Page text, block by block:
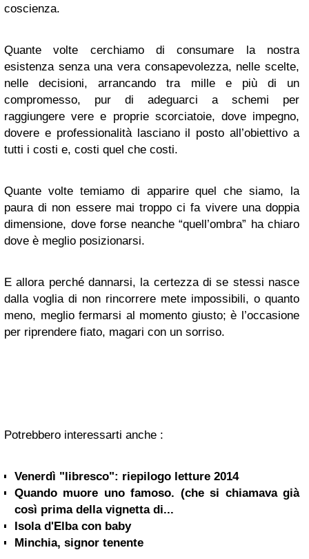
coscienza.
Quante volte cerchiamo di consumare la nostra
esistenza senza una vera consapevolezza, nelle scelte,
nelle decisioni, arrancando tra mille e più di un
compromesso, pur di adeguarci a schemi per
raggiungere vere e proprie scorciatoie, dove impegno,
dovere e professionalità lasciano il posto all’obiettivo a
tutti i costi e, costi quel che costi.
Quante volte temiamo di apparire quel che siamo, la
paura di non essere mai troppo ci fa vivere una doppia
dimensione, dove forse neanche “quell’ombra” ha chiaro
dove è meglio posizionarsi.
E allora perché dannarsi, la certezza di se stessi nasce
dalla voglia di non rincorrere mete impossibili, o quanto
meno, meglio fermarsi al momento giusto; è l’occasione
per riprendere fiato, magari con un sorriso.
Potrebbero interessarti anche :
Venerdì "libresco": riepilogo letture 2014
Quando muore uno famoso. (che si chiamava già
così prima della vignetta di...
Isola d'Elba con baby
Minchia, signor tenente